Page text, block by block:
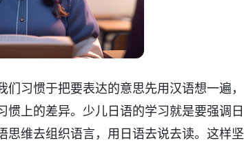
习惯于把要表达的意思先用汉语想一遍，
上的差异。少儿日语的学习就是要强调日
思维去组织语言，用日语去说去读。这样坚